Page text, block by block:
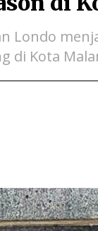
Londo
di Kota